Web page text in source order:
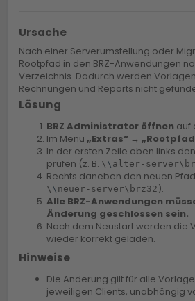
Ursache
Nach einer Serverumstellung oder
Rootpfad in den BRZ-Anwendungen
Verzeichnis. Dadurch werden
Rechnungen und Reports nicht
Lösung
BRZ Administrator öffnen auf
Im Menü „Extras“ →
In der ersten Zeile oben links
prüfen (z. B. \ \ alter-
Rechts daneben den neuen
\ \ neuer-server\brz32 ).
Alle BRZ-Anwendungen
Änderung geschlossen sein.
Nach dem Neustart werden die
wieder korrekt geladen.
Hinweise
Die Änderung gilt für alle
jeweiligen Clients, unabhängig